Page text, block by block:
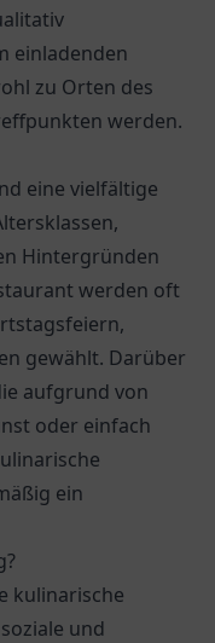
einladenden
zu Orten des
werden.
eine vielfältige
Hintergründen
werden oft
gewählt. Darüber
aufgrund von
oder einfach
ein
kulinarische
und